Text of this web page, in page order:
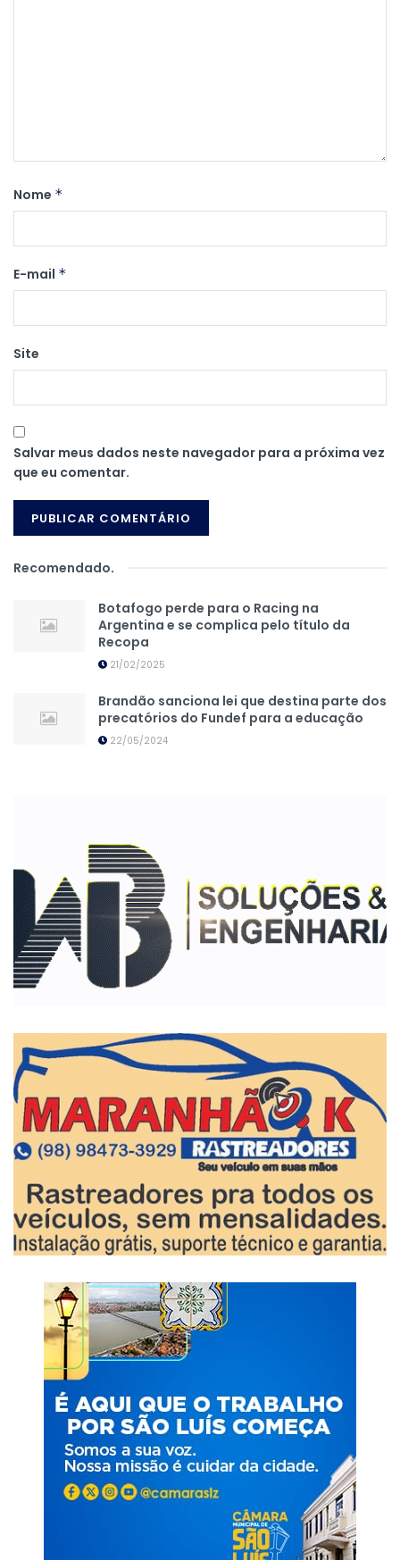
Nome *
E-mail *
Site
Salvar meus dados neste navegador para a próxima vez
que eu comentar.
Recomendado.
Botafogo perde para o Racing na
Argentina e se complica pelo título da
Recopa
21/02/2025
Brandão sanciona lei que destina parte dos
precatórios do Fundef para a educação
22/05/2024